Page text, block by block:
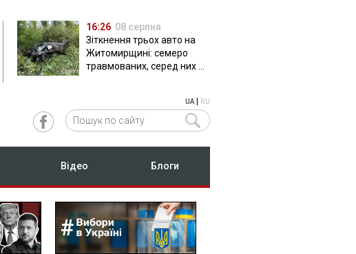
16:26 08 серпня
Зіткнення трьох авто на
Житомирщині: семеро
травмованих, серед них –
UA| RU
Відео Блоги